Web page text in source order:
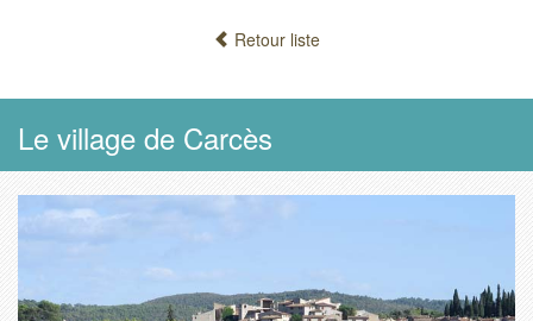
Retour liste
Le village de Carcès